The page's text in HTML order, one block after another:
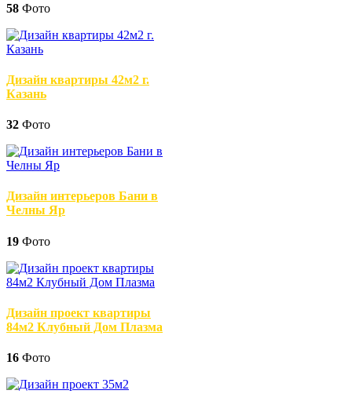
58 Фото
Дизайн квартиры 42м2 г.
Казань
32 Фото
Дизайн интерьеров Бани в
Челны Яр
19 Фото
Дизайн проект квартиры
84м2 Клубный Дом Плазма
16 Фото